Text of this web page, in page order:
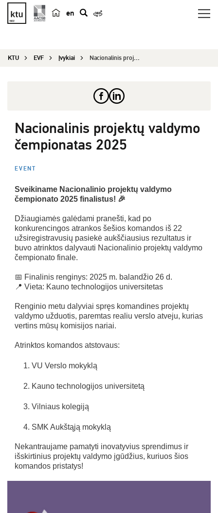
en
e
KTU EVF Įvykiai Nacionalinis projektų valdymo čempionatas 2025
Nacionalinis projektų valdymo
čempionatas 2025
EVENT
Sveikiname Nacionalinio projektų valdymo
čempionato 2025 finalistus! 🎉
Džiaugiamės galėdami pranešti, kad po
konkurencingos atrankos šešios komandos iš 22
užsiregistravusių pasiekė aukščiausius rezultatus ir
buvo atrinktos dalyvauti Nacionalinio projektų valdymo
čempionato finale.
📅 Finalinis renginys: 2025 m. balandžio 26 d.
📍 Vieta: Kauno technologijos universitetas
Renginio metu dalyviai spręs komandines projektų
valdymo užduotis, paremtas realiu verslo atveju, kurias
vertins mūsų komisijos nariai.
Atrinktos komandos atstovaus:
VU Verslo mokyklą
Kauno technologijos universitetą
Vilniaus kolegiją
SMK Aukštąją mokyklą
Nekantraujame pamatyti inovatyvius sprendimus ir
išskirtinius projektų valdymo įgūdžius, kuriuos šios
komandos pristatys!